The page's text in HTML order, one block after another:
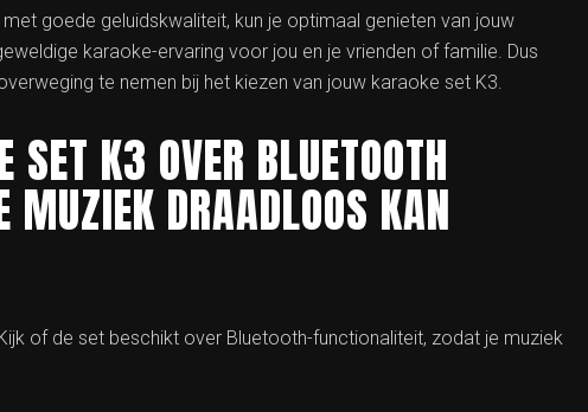
goede geluidskwaliteit, kun je optimaal genieten van jouw
karaoke-ervaring voor jou en je vrienden of familie. Dus
te nemen bij het kiezen van jouw karaoke set K3.
K3 OVER BLUETOOTH
DRAADLOOS KAN
of de set beschikt over Bluetooth-functionaliteit, zodat je muziek